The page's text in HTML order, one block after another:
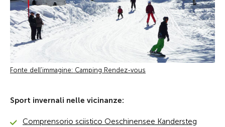
Fonte dell'immagine: Camping Rendez-vous
Sport invernali nelle vicinanze:
Comprensorio sciistico Oeschinensee Kandersteg